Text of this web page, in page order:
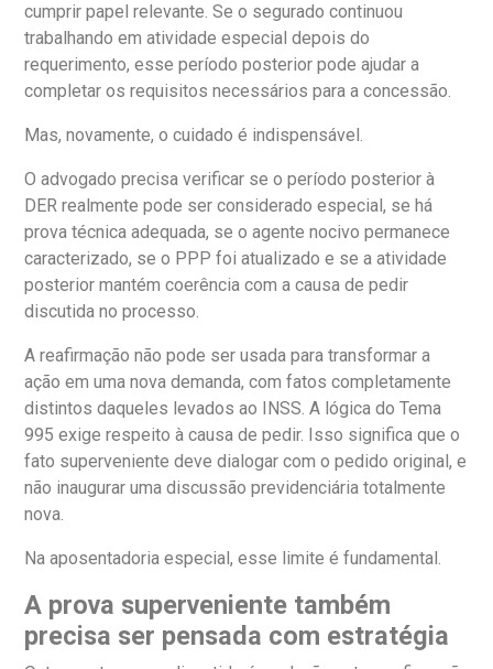
cumprir papel relevante. Se o segurado continuou
trabalhando em atividade especial depois do
requerimento, esse período posterior pode ajudar a
completar os requisitos necessários para a concessão.
Mas, novamente, o cuidado é indispensável.
O advogado precisa verificar se o período posterior à
DER realmente pode ser considerado especial, se há
prova técnica adequada, se o agente nocivo permanece
caracterizado, se o PPP foi atualizado e se a atividade
posterior mantém coerência com a causa de pedir
discutida no processo.
A reafirmação não pode ser usada para transformar a
ação em uma nova demanda, com fatos completamente
distintos daqueles levados ao INSS. A lógica do Tema
995 exige respeito à causa de pedir. Isso significa que o
fato superveniente deve dialogar com o pedido original, e
não inaugurar uma discussão previdenciária totalmente
nova.
Na aposentadoria especial, esse limite é fundamental.
A prova superveniente também
precisa ser pensada com estratégia